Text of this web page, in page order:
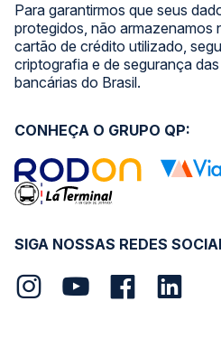
Para garantirmos que seus
protegidos, não armazenamos
cartão de crédito utilizado,
criptografia e de segurança
bancárias do Brasil.
SIGA NOSSAS REDES
CONHEÇA O GRUPO QP: